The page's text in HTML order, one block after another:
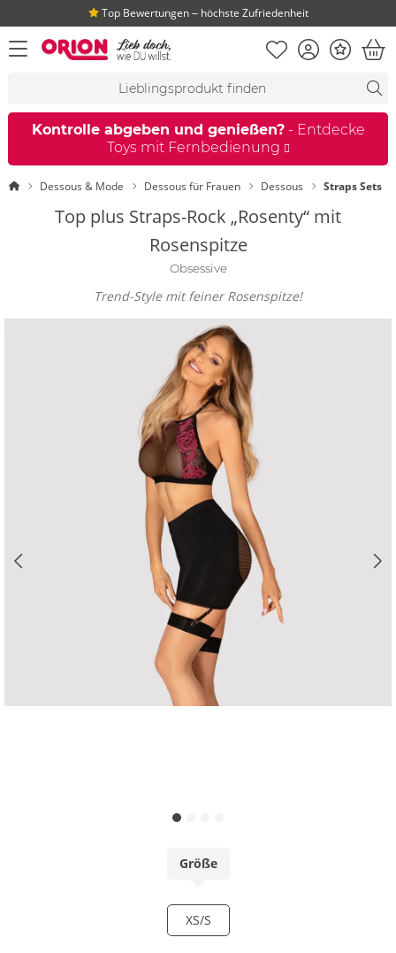
Top Bewertungen ‒ höchste Zufriedenheit
Menü öffnen Merkliste
KontoBonus
Kontrolle abgeben und genießen?- Entdecke
Toys mit Fernbedienung
StartseiteDessous & Mode Dessous für Frauen Dessous Straps Sets
Top plus Straps-Rock „Rosenty“ mit
Rosenspitze
Obsessive
Trend-Style mit feiner Rosenspitze!
Größe
XS/S